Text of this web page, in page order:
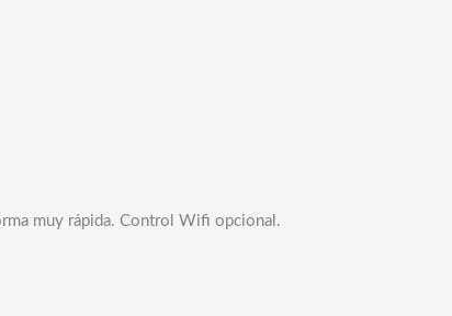
muy rápida. Control Wifi opcional.